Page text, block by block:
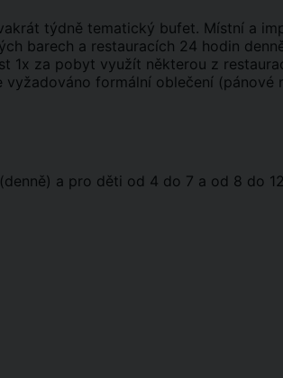
týdně tematický bufet. Místní a
barech a restauracích 24 hodin
1x za pobyt využít některou z
vyžadováno formální oblečení (pánové
a pro děti od 4 do 7 a od 8 do